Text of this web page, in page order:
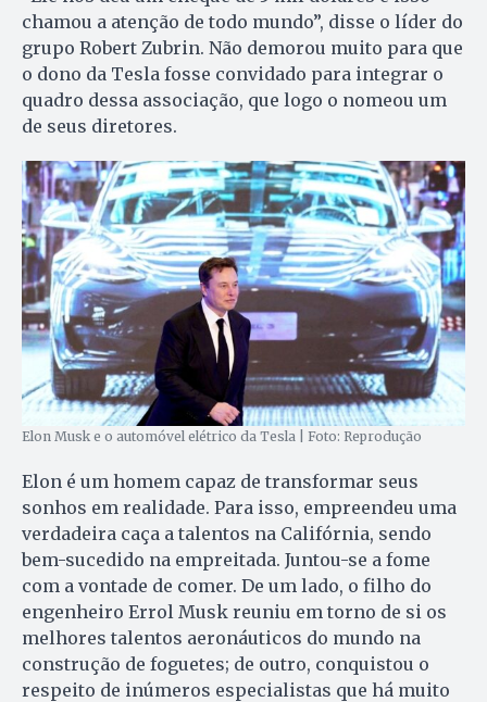
chamou a atenção de todo mundo”, disse o líder do
grupo Robert Zubrin. Não demorou muito para que
o dono da Tesla fosse convidado para integrar o
quadro dessa associação, que logo o nomeou um
de seus diretores.
Elon Musk e o automóvel elétrico da Tesla | Foto: Reprodução
Elon é um homem capaz de transformar seus
sonhos em realidade. Para isso, empreendeu uma
verdadeira caça a talentos na Califórnia, sendo
bem-sucedido na empreitada. Juntou-se a fome
com a vontade de comer. De um lado, o filho do
engenheiro Errol Musk reuniu em torno de si os
melhores talentos aeronáuticos do mundo na
construção de foguetes; de outro, conquistou o
respeito de inúmeros especialistas que há muito